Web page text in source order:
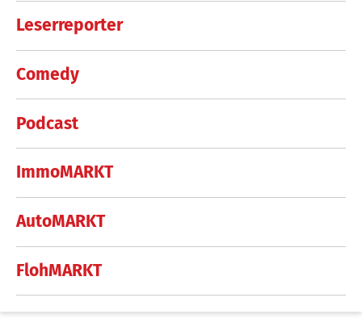
Leserreporter
Comedy
Podcast
ImmoMARKT
AutoMARKT
FlohMARKT